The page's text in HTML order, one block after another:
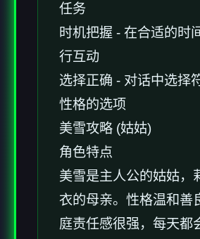
任务
时机把握 - 在合适的时
行互动
选择正确 - 对话中选择
性格的选项
美雪攻略 (姑姑)
角色特点
美雪是主人公的姑姑，
衣的母亲。性格温和善
庭责任感很强，每天都